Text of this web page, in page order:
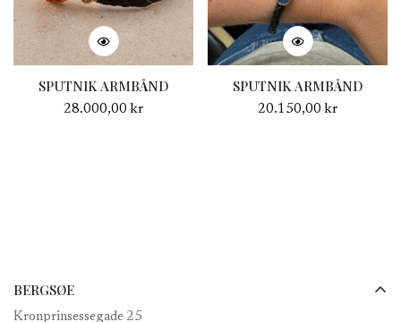
SPUTNIK ARMBÅND
Normal
28.000,00 kr
SPUTNIK ARMBÅND
Normal
20.150,00 kr
BERGSØE
Kronprinsessegade 25